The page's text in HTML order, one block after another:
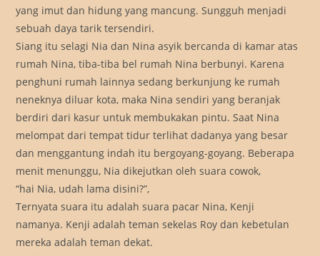
yang imut dan hidung yang mancung. Sungguh menjadi
sebuah daya tarik tersendiri.
Siang itu selagi Nia dan Nina asyik bercanda di kamar atas
rumah Nina, tiba-tiba bel rumah Nina berbunyi. Karena
penghuni rumah lainnya sedang berkunjung ke rumah
neneknya diluar kota, maka Nina sendiri yang beranjak
berdiri dari kasur untuk membukakan pintu. Saat Nina
melompat dari tempat tidur terlihat dadanya yang besar
dan menggantung indah itu bergoyang-goyang. Beberapa
menit menunggu, Nia dikejutkan oleh suara cowok,
“hai Nia, udah lama disini?”,
Ternyata suara itu adalah suara pacar Nina, Kenji
namanya. Kenji adalah teman sekelas Roy dan kebetulan
mereka adalah teman dekat.